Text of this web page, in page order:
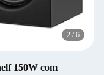
2 / 6
150W com